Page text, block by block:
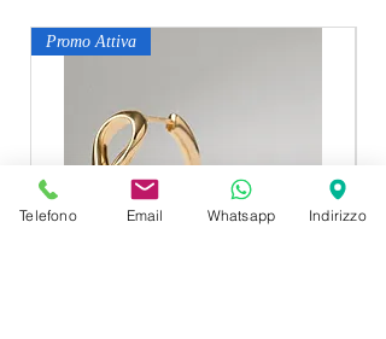
Promo Attiva
Telefono Email Whatsapp Indirizzo